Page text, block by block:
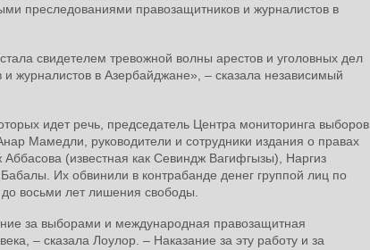
преследованиями правозащитников и журналистов в
свидетелем тревожной волны арестов и уголовных дел
и журналистов в Азербайджане», – сказала независимый
идет речь, председатель Центра мониторинга выборов
Мамедли, руководители и сотрудники издания о правах
(известная как Севиндж Вагифгызы), Наргиз
Их обвинили в контрабанде денег группой лиц по
восьми лет лишения свободы.
за выборами и международная правозащитная
– сказала Лоулор. – Наказание за эту работу и за